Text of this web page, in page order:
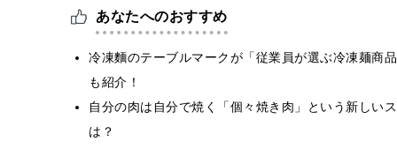
あなたへのおすすめ
冷凍麵のテーブルマークが「従業員が選ぶ冷凍麺商
も紹介！
自分の肉は自分で焼く「個々焼き肉」という新しい
は？